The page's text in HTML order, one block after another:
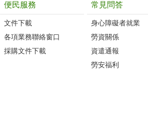
便民服務
文件下載
各項業務聯絡窗口
採購文件下載
常見問答
身心障礙者就業
勞資關係
資遣通報
勞安福利